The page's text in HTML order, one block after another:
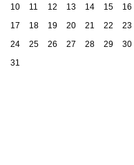
10
11 12 13 14 15
16
17
18 19 20 21 22
23
24
25 26 27 28 29
30
31